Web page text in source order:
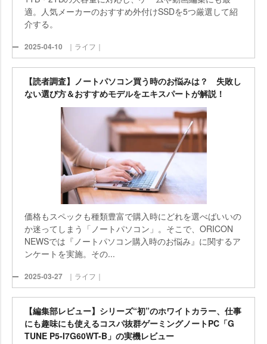
適。人気メーカーのおすすめ外付けSSDを5つ厳選して紹
介する。
2025-04-10 ｜ライフ｜
【読者調査】ノートパソコン買う時のお悩みは？ 失敗し
ない選び方＆おすすめモデルをエキスパートが解説！
価格もスペックも種類豊富で購入時にどれを選べばいいの
か迷ってしまう「ノートパソコン」。そこで、ORICON
NEWSでは『ノートパソコン購入時のお悩み』に関するア
ンケートを実施。その...
2025-03-27 ｜ライフ｜
【編集部レビュー】シリーズ“初”のホワイトカラー、仕事
にも趣味にも使えるコスパ抜群ゲーミングノートPC「G
TUNE P5-I7G60WT-B」の実機レビュー